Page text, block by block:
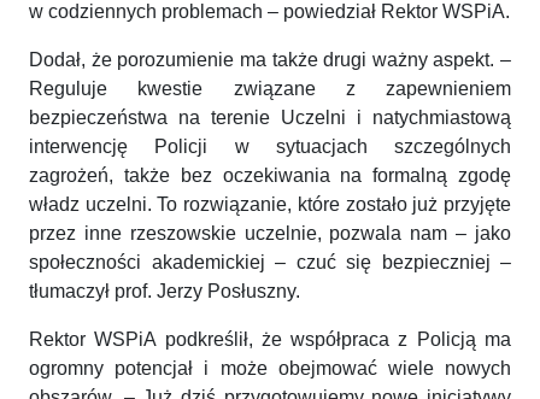
w codziennych problemach – powiedział Rektor WSPiA.
Dodał, że porozumienie ma także drugi ważny aspekt. –
Reguluje kwestie związane z zapewnieniem
bezpieczeństwa na terenie Uczelni i natychmiastową
interwencję Policji w sytuacjach szczególnych
zagrożeń, także bez oczekiwania na formalną zgodę
władz uczelni. To rozwiązanie, które zostało już przyjęte
przez inne rzeszowskie uczelnie, pozwala nam – jako
społeczności akademickiej – czuć się bezpieczniej –
tłumaczył prof. Jerzy Posłuszny.
Rektor WSPiA podkreślił, że współpraca z Policją ma
ogromny potencjał i może obejmować wiele nowych